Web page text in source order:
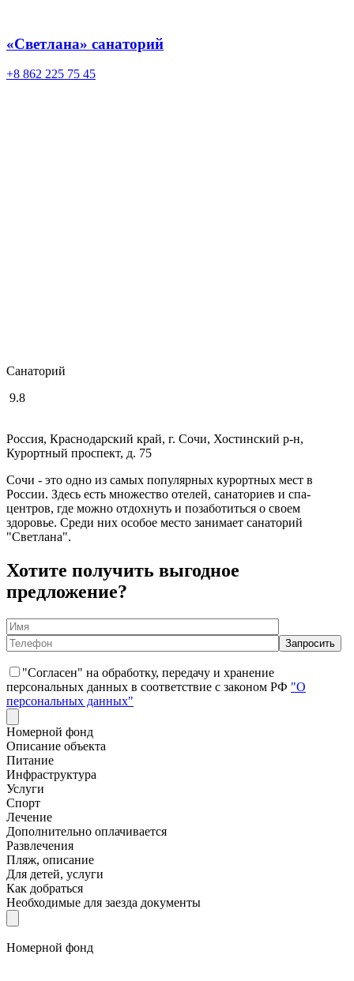
«Светлана» санаторий
+8 862 225 75 45
Санаторий
9.8
Россия, Краснодарский край, г. Сочи, Хостинский р-н,
Курортный проспект, д. 75
Сочи - это одно из самых популярных курортных мест в
России. Здесь есть множество отелей, санаториев и спа-
центров, где можно отдохнуть и позаботиться о своем
здоровье. Среди них особое место занимает санаторий
"Светлана".
Хотите получить выгодное
предложение?
"Согласен" на обработку, передачу и хранение
персональных данных в соответствие с законом РФ "О
персональных данных"
Номерной фонд
Описание объекта
Питание
Инфраструктура
Услуги
Спорт
Лечение
Дополнительно оплачивается
Развлечения
Пляж, описание
Для детей, услуги
Как добраться
Необходимые для заезда документы
Номерной фонд